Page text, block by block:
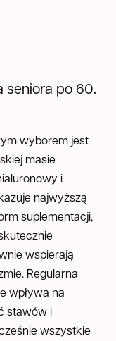
seniora po 60.
wyborem jest
masie
i
najwyższą
suplementacji,
wspierają
Regularna
wpływa na
stawów i
wszystkie